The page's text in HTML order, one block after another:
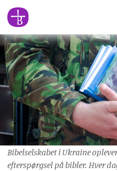
Skip
to
main
content
Bibelselskabet i Ukraine
efterspørgsel på bibler. Hver